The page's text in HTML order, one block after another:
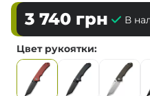
3 740 грн В
Цвет рукоятки